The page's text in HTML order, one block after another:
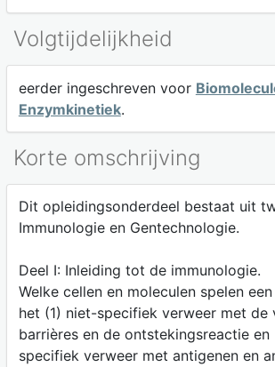
Volgtijdelijkheid
eerder ingeschreven voor
Enzymkinetiek.
Korte omschrijving
Dit opleidingsonderdeel bestaat uit
Immunologie en Gentechnologie.
Deel I: Inleiding tot de immunologie.
Welke cellen en moleculen spelen
het (1) niet-specifiek verweer met de
barrières en de ontstekingsreactie en
specifiek verweer met antigenen en